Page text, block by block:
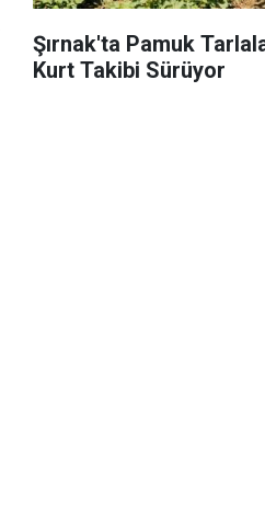
Şırnak'ta Pamuk
Kurt Takibi Sürüyor